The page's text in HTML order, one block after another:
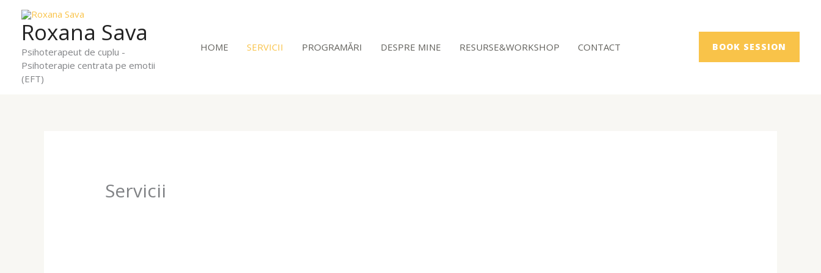
contentRoxana Sava
Psihoterapeut de cuplu -
Psihoterapie centrata pe emotii
(EFT)
HOME SERVICII PROGRAMĂRI DESPRE MINE RESURSE&WORKSHOP CONTACT BOOK SESSION
Servicii